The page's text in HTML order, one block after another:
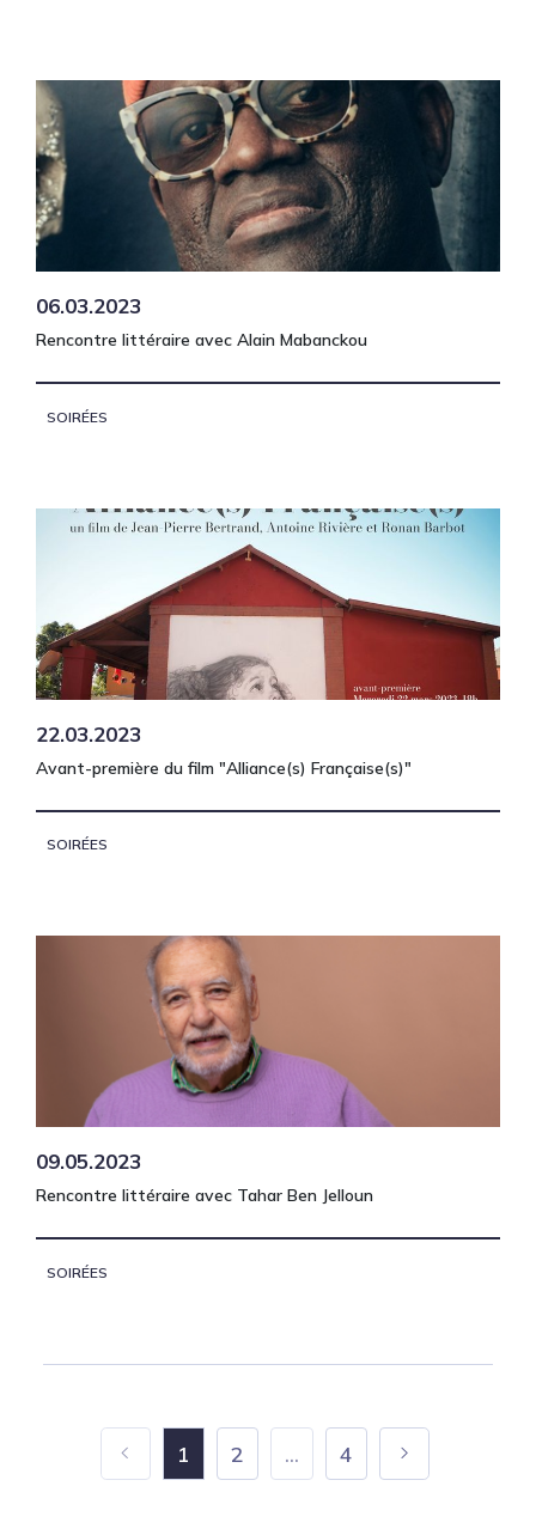
06.03.2023
Rencontre littéraire avec Alain Mabanckou
SOIRÉES
22.03.2023
Avant-première du film "Alliance(s) Française(s)"
SOIRÉES
09.05.2023
Rencontre littéraire avec Tahar Ben Jelloun
SOIRÉES
1 2 ... 4